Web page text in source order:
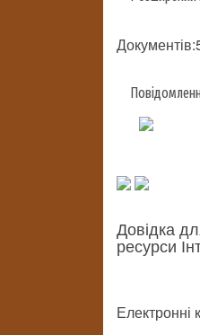
Довідка
ресурси